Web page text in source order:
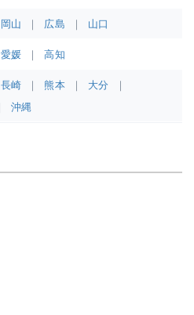
岡山 広島 山口
愛媛 高知
長崎 熊本
大分
沖縄